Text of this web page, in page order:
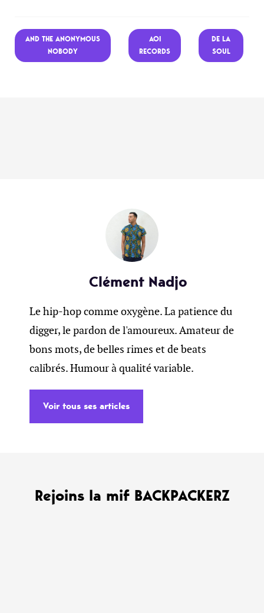
AND THE ANONYMOUS
NOBODY
AOI
RECORDS
DE LA
SOUL
Clément Nadjo
Le hip-hop comme oxygène. La patience du
digger, le pardon de l'amoureux. Amateur de
bons mots, de belles rimes et de beats
calibrés. Humour à qualité variable.
Voir tous ses articles
Rejoins la mif BACKPACKERZ